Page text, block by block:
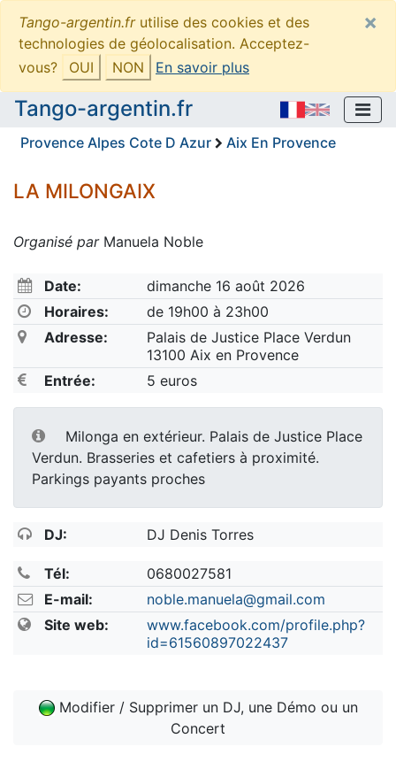
Tango-argentin.frutilise des cookies et des
technologies de géolocalisation. Acceptez-
vous?
OUI NON En savoir plus
×
Tango-argentin.fr
Provence Alpes Cote D Azur Aix En Provence
LA MILONGAIX
Organisé parManuela Noble
Date:
dimanche 16 août 2026
Horaires:
de 19h00 à 23h00
Adresse:
Palais de Justice Place Verdun
13100 Aix en Provence
Entrée:
5 euros
Milonga en extérieur. Palais de Justice Place
Verdun. Brasseries et cafetiers à proximité.
Parkings payants proches
DJ: DJ Denis Torres
Tél:
0680027581
E-mail:
noble.manuela@gmail.com
Site web:
www.facebook.com/profile.php?
id=61560897022437
Modifier / Supprimer un DJ, une Démo ou un
Concert